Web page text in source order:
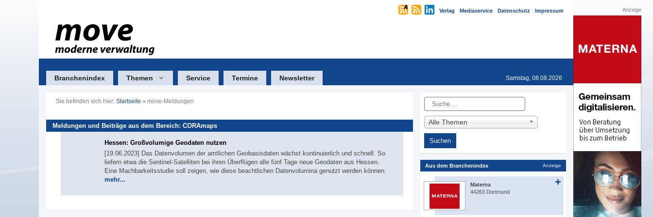
Verlag Mediaservice Datenschutz Impressum
Branchenindex Themen Service Termine Newsletter Samstag, 08.08.2026
Sie befinden sich hier: Startseite » move-Meldungen
Meldungen und Beiträge aus dem Bereich: CORAmaps
Hessen: Großvolumige Geodaten nutzen
[19.06.2023] Das Datenvolumen der amtlichen Geobasisdaten wächst kontinuierlich und schnell. So
liefern etwa die Sentinel-Satelliten bei ihren Überflügen alle fünf Tage neue Geodaten aus Hessen.
Eine Machbarkeitsstudie soll zeigen, wie diese beachtlichen Datenvolumina genutzt werden können.
mehr...
Suche
Alle Themen
Aus dem Branchenindex Anzeige
Materna
44263 Dortmund
Anzeige